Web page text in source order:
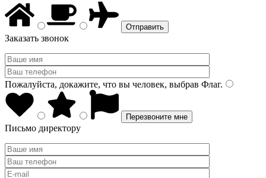
Заказать звонок
Пожалуйста, докажите, что вы человек, выбрав Флаг.
Письмо директору